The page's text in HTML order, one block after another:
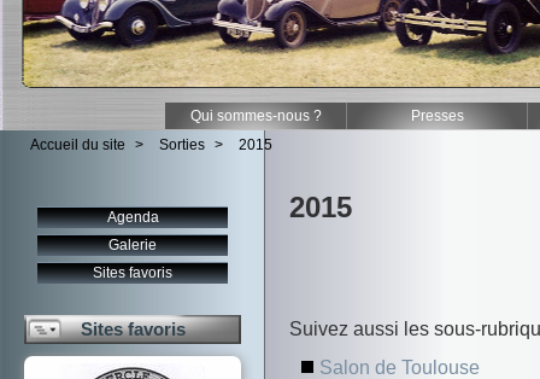
Qui sommes-nous ?
Presses
Accueil du site
> Sorties > 2015
2015
Suivez aussi les sous-
Salon de Toulouse
Agenda
Galerie
Sites favoris
Sites favoris